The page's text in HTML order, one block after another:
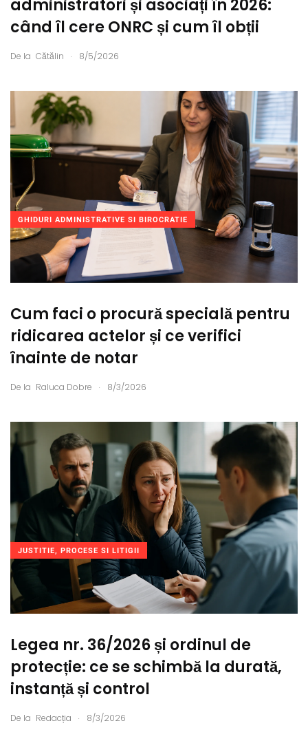
administratori și asociați în 2026:
când îl cere ONRC și cum îl obții
De la Cătălin . 8/5/2026
GHIDURI ADMINISTRATIVE SI BIROCRATIE
Cum faci o procură specială pentru
ridicarea actelor și ce verifici
înainte de notar
De la Raluca Dobre . 8/3/2026
JUSTITIE, PROCESE SI LITIGII
Legea nr. 36/2026 și ordinul de
protecție: ce se schimbă la durată,
instanță și control
De la Redacția . 8/3/2026